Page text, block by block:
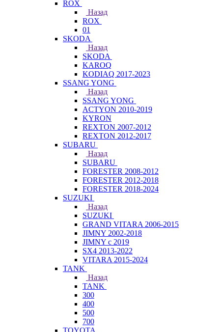
ROX
Назад
ROX
01
SKODA
Назад
SKODA
KAROQ
KODIAQ 2017-2023
SSANG YONG
Назад
SSANG YONG
ACTYON 2010-2019
KYRON
REXTON 2007-2012
REXTON 2012-2017
SUBARU
Назад
SUBARU
FORESTER 2008-2012
FORESTER 2012-2018
FORESTER 2018-2024
SUZUKI
Назад
SUZUKI
GRAND VITARA 2006-2015
JIMNY 2002-2018
JIMNY с 2019
SX4 2013-2022
VITARA 2015-2024
TANK
Назад
TANK
300
400
500
700
TOYOTA